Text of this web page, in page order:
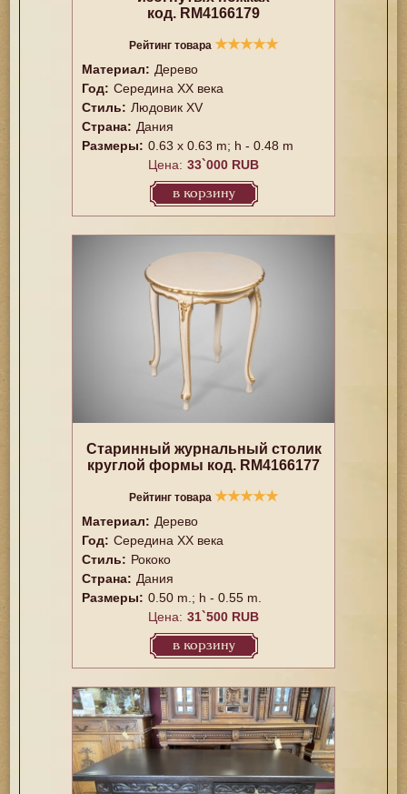
код. RM4166179
Рейтинг товара ★★★★★
Материал: Дерево
Год: Середина XX векa
Стиль: Людовик XV
Страна: Дания
Размеры: 0.63 x 0.63 m; h - 0.48 m
Цена: 33`000 RUB
в корзину
Старинный журнальный столик
круглой формы код. RM4166177
Рейтинг товара ★★★★★
Материал: Дерево
Год: Середина XX векa
Стиль: Рококо
Страна: Дания
Размеры: 0.50 m.; h - 0.55 m.
Цена: 31`500 RUB
в корзину